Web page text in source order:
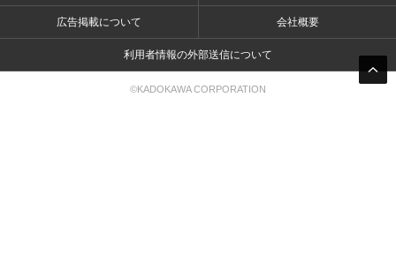
広告掲載について 会社概要
利用者情報の外部送信について
©KADOKAWA CORPORATION